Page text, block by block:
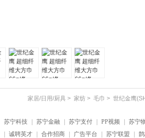
家居/日用/厨具 > 家纺 > 毛巾 > 世纪金鹰
苏宁科技 苏宁金融 苏宁支付 PP视频
苏宁
诚聘英才 合作招商 广告平台 苏宁联盟